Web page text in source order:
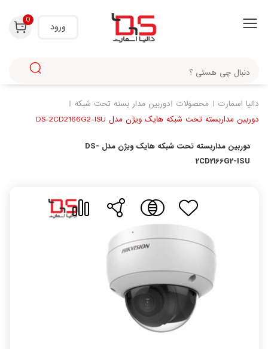
ورود
0
دالیا اسمارت محصولات دوربین مدار بسته تحت شبکه
دوربین مداربسته تحت شبکه هایک ویژن مدل DS-2CD2166G2-ISU
دوربین مداربسته تحت شبکه هایک ویژن مدل DS-
2CD2166G2-ISU